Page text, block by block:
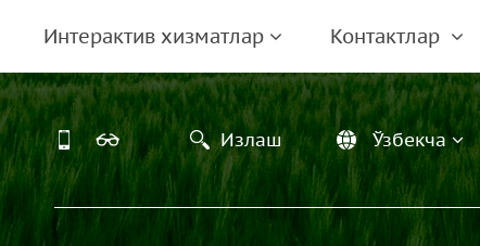
Интерактив хизматлар Контактлар
Излаш Ўзбекча